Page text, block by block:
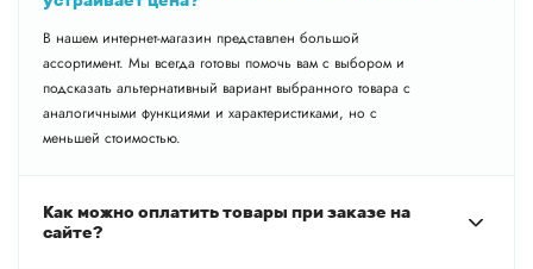
В нашем интернет-магазин представлен большой
ассортимент. Мы всегда готовы помочь вам с выбором и
подсказать альтернативный вариант выбранного товара с
аналогичными функциями и характеристиками, но с
меньшей стоимостью.
Как можно оплатить товары при заказе на
сайте?